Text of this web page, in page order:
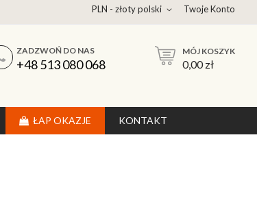
Twoje Konto
PLN - złoty polski
ZADZWOŃ DO NAS
+48 513 080 068
MÓJ KOSZYK
0,00 zł
ŁAP OKAZJE KONTAKT